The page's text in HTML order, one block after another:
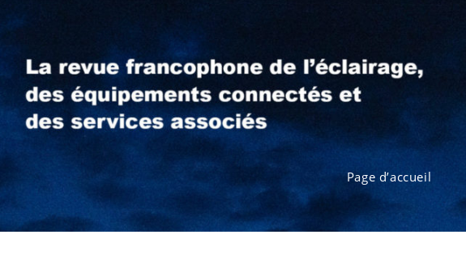
Page d’accueil